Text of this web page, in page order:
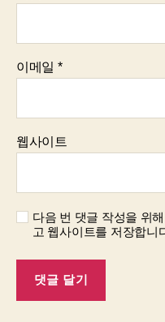
이메일 *
웹사이트
다음 번 댓글 작성을 위
고 웹사이트를 저장합니